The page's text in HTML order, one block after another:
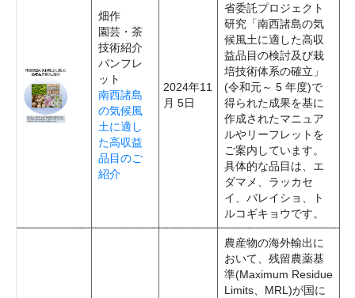
畑作
園芸・茶
技術紹介
パンフレ
ット
南西諸島
の気候風
土に適し
た高収益
品目のご
紹介
2024年11
月 5日
省委託プロジェクト
研究「南西諸島の気
候風土に適した高収
益品目の検討及び栽
培技術体系の確立」
(令和元～ 5 年度)で
得られた成果を基に
作成されたマニュア
ルやリーフレットを
ご案内しています。
具体的な品目は、エ
ダマメ、ラッカセ
イ、バレイショ、ト
ルコギキョウです。
農産物の海外輸出に
おいて、残留農薬基
準(Maximum Residue
Limits、MRL)が国に